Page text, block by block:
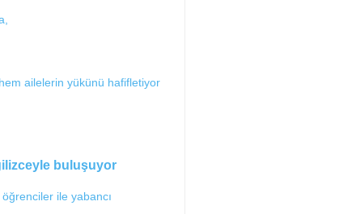
ailelerin yükünü hafifletiyor
buluşuyor
ile yabancı